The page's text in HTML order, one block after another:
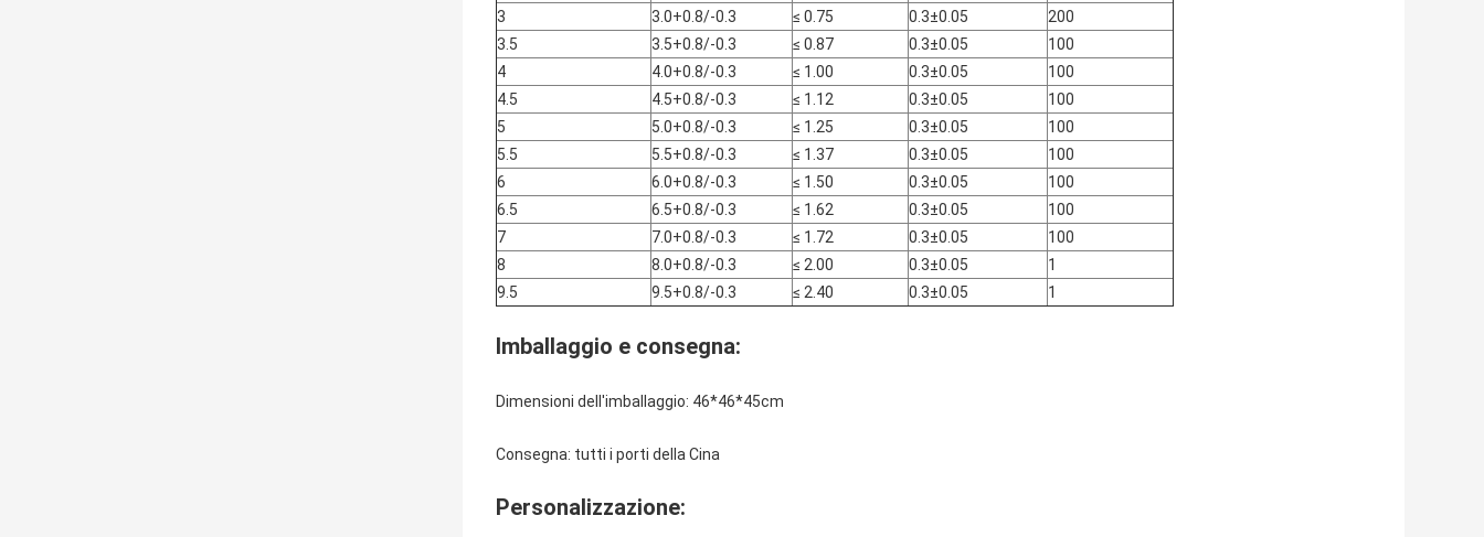
3
3.0+0.8/-0.3 ≤ 0.75 0.3±0.05
200
3.5
3.5+0.8/-0.3 ≤ 0.87 0.3±0.05
100
4
4.0+0.8/-0.3 ≤ 1.00 0.3±0.05
100
4.5
4.5+0.8/-0.3 ≤ 1.12 0.3±0.05
100
5
5.0+0.8/-0.3 ≤ 1.25 0.3±0.05
100
5.5
5.5+0.8/-0.3 ≤ 1.37 0.3±0.05
100
6
6.0+0.8/-0.3 ≤ 1.50 0.3±0.05
100
6.5
6.5+0.8/-0.3 ≤ 1.62 0.3±0.05
100
7
7.0+0.8/-0.3 ≤ 1.72 0.3±0.05
100
8
8.0+0.8/-0.3 ≤ 2.00 0.3±0.05
1
9.5
9.5+0.8/-0.3 ≤ 2.40 0.3±0.05 1
Imballaggio e consegna:
Dimensioni dell'imballaggio: 46*46*45cm
Consegna: tutti i porti della Cina
Personalizzazione: